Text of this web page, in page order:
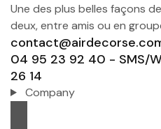
Une des plus belles façons
deux, entre amis ou en
04 95 23 92 40 - SMS/
26 14
Company